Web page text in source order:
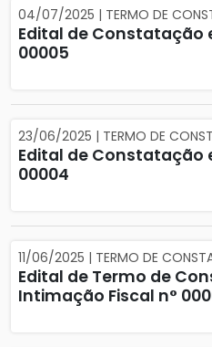
04/07/2025 | TERMO DE
Edital de Constatação
00005
23/06/2025 | TERMO DE
Edital de Constatação
00004
11/06/2025 | TERMO DE
Edital de Termo de
Intimação Fiscal n°